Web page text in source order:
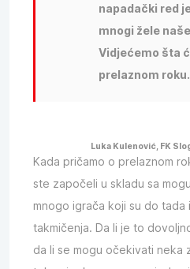
napadački red
mnogi žele
Vidjećemo šta
prelaznom roku.
Luka Kulenović, FK
Kada pričamo o prelaznom
ste započeli u skladu sa
mnogo igrača koji su do tada
takmičenja. Da li je to
da li se mogu očekivati neka